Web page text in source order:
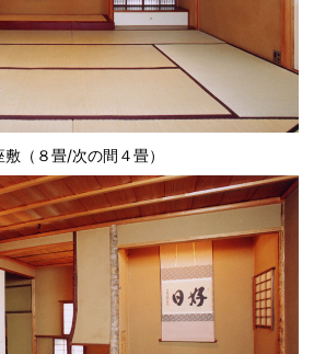
敷（８畳/次の間４畳）